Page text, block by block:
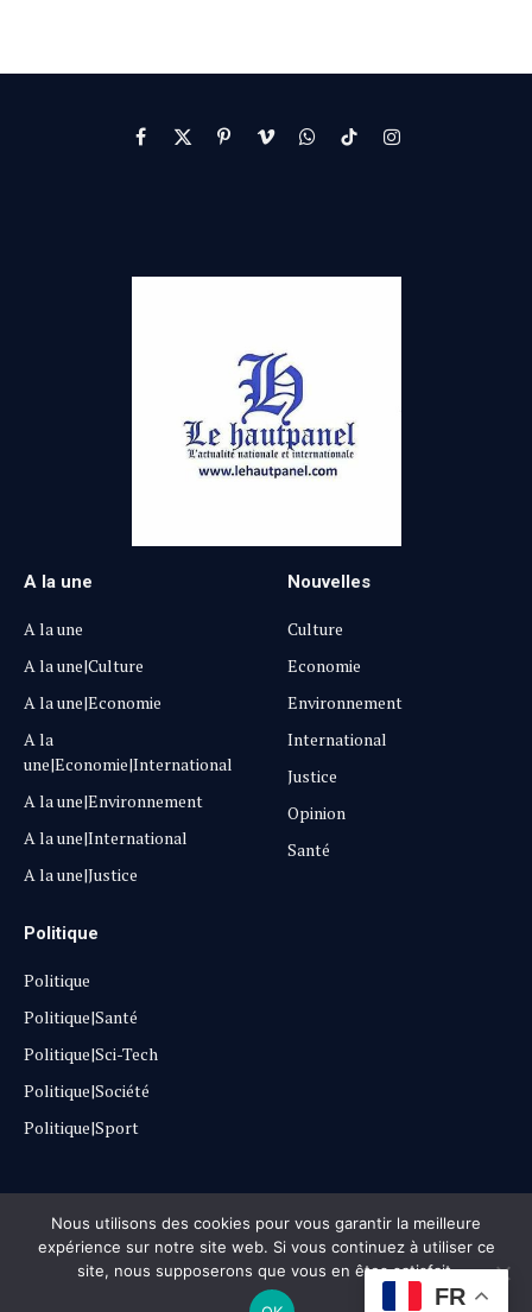
Facebook
X
PinterestVimeoWhatsApp
TikTokInstagram
A la une
A la une
A la une|Culture
A la une|Economie
A la
une|Economie|International
A la une|Environnement
A la une|International
A la une|Justice
Nouvelles
Culture
Economie
Environnement
International
Justice
Opinion
Santé
Politique
Politique
Politique|Santé
Politique|Sci-Tech
Politique|Société
Politique|Sport
Copyright © 2025Lehautpanel
Confidentialité Contact Don
FR
Nous utilisons des cookies pour vous garantir la meilleure
expérience sur notre site web. Si vous continuez à utiliser ce
site, nous supposerons que vous en êtes satisfait.